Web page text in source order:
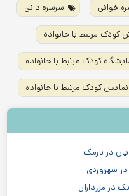
خوانی سرسره دانی
کودک مرتبط با خانواده
کودک مرتبط با خانواده
نمایش کودک مرتبط با خانواده
در نارمک
در سهروردی
در مرزداران